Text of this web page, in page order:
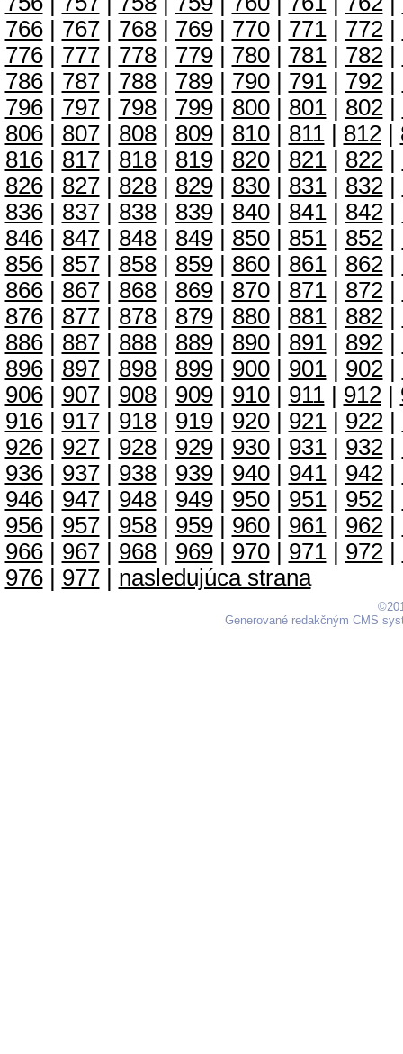
766| 767| 768| 769| 770| 771| 772|
776| 777| 778| 779| 780| 781| 782|
786| 787| 788| 789| 790| 791| 792|
796| 797| 798| 799| 800| 801| 802|
806| 807| 808| 809| 810| 811| 812|
816| 817| 818| 819| 820| 821| 822|
826| 827| 828| 829| 830| 831| 832|
836| 837| 838| 839| 840| 841| 842|
846| 847| 848| 849| 850| 851| 852|
856| 857| 858| 859| 860| 861| 862|
866| 867| 868| 869| 870| 871| 872|
876| 877| 878| 879| 880| 881| 882|
886| 887| 888| 889| 890| 891| 892|
896| 897| 898| 899| 900| 901| 902|
906| 907| 908| 909| 910| 911| 912|
916| 917| 918| 919| 920| 921| 922|
926| 927| 928| 929| 930| 931| 932|
936| 937| 938| 939| 940| 941| 942|
946| 947| 948| 949| 950| 951| 952|
956| 957| 958| 959| 960| 961| 962|
966| 967| 968| 969| 970| 971| 972|
976| 977| nasledujúca strana
Generované redakčným CMS